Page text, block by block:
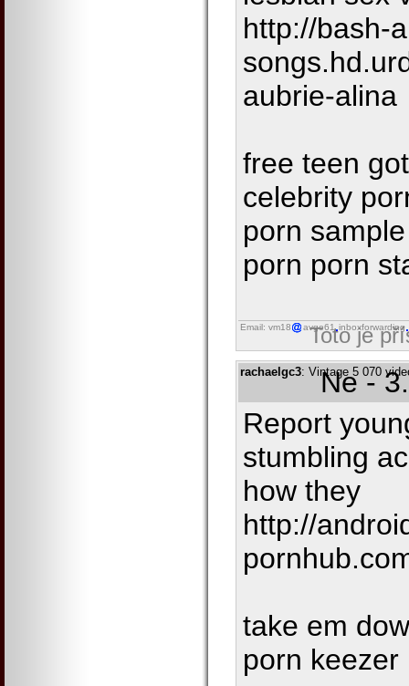
http://bash-
aubrie-alina
free teen
celebrity
porn
porn porn
Email: vm18 avgo61 inboxforwarding
Toto je
rachaelgc3: Vintage 5 070
Ne -
Report
stumbling
how they
http://
take em
porn